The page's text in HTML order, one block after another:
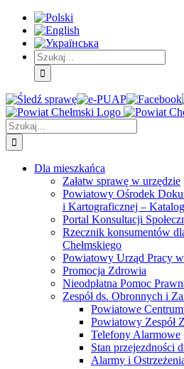
Skip
Treść
główna
Skip
Menu
główne
Skip
Menu
dodatkowe
Szukaj
Śledź
sprawę
E-
PUAP
Facebook
Szukaj
Dla mieszkańca
Załatw sprawę w urzędzie
Powiatowy Ośrodek
i Kartograficznej –
Portal Konsultacji
Rzecznik konsumentów
Chełmskiego
Powiatowy Urząd Pracy w
Promocja Zdrowia
Nieodpłatna Pomoc
Zespół ds. Obronnych i
Powiatowe
Powiatowy Zespół
Telefony Alarmowe
Stan przejezdności
Alarmy i